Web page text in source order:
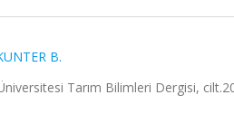
B.
Tarım Bilimleri Dergisi,